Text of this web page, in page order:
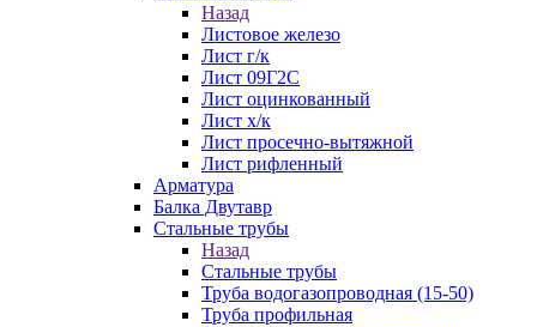
Назад
Листовое железо
Лист г/к
Лист 09Г2С
Лист оцинкованный
Лист х/к
Лист просечно-вытяжной
Лист рифленный
Арматура
Балка Двутавр
Стальные трубы
Назад
Стальные трубы
Труба водогазопроводная (15-50)
Труба профильная